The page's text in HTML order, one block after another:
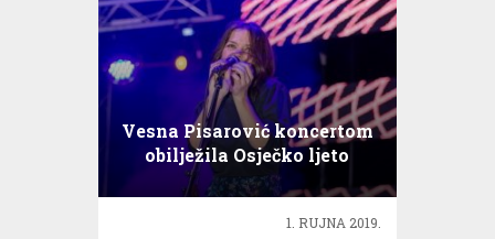
Vesna Pisarović koncertom
obilježila Osječko ljeto
mladih!
1. RUJNA 2019.